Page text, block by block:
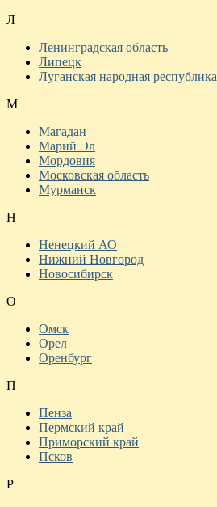
Л
Ленинградская область
Липецк
Луганская народная республика
М
Магадан
Марий Эл
Мордовия
Московская область
Мурманск
Н
Ненецкий АО
Нижний Новгород
Новосибирск
О
Омск
Орел
Оренбург
П
Пенза
Пермский край
Приморский край
Псков
Р